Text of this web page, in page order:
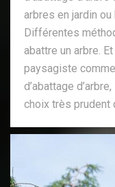
arbres en jardin
Différentes
abattre un arbre.
paysagiste
d’abattage
choix très prudent